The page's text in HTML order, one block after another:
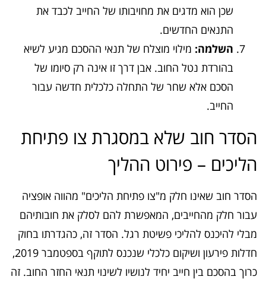
שכן הוא מדגים את מחויבותו של החייב לכבד את
התנאים החדשים.
השלמה: מילוי מוצלח של תנאי ההסכם מגיע לשיא
בהורדת נטל החוב. אבן דרך זו אינה רק סיומו של
הסכם אלא שחר של התחלה כלכלית חדשה עבור
החייב.
הסדר חוב שלא במסגרת צו פתיחת
הליכים – פירוט ההליך
הסדר חוב שאינו חלק מ"צו פתיחת הליכים" מהווה אופציה
עבור חלק מהחייבים, המאפשרת להם לסלק את חובותיהם
מבלי להיכנס להליכי פשיטת רגל. הסדר זה, כהגדרתו בחוק
חדלות פירעון ושיקום כלכלי שנכנס לתוקף בספטמבר 2019,
כרוך בהסכם בין חייב יחיד לנושיו לשינוי תנאי החזר החוב. זה